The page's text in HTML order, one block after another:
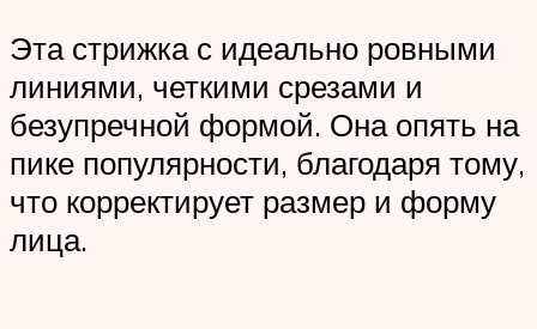
Эта стрижка с идеально ровными
линиями, четкими срезами и
безупречной формой. Она опять на
пике популярности, благодаря тому,
что корректирует размер и форму
лица.